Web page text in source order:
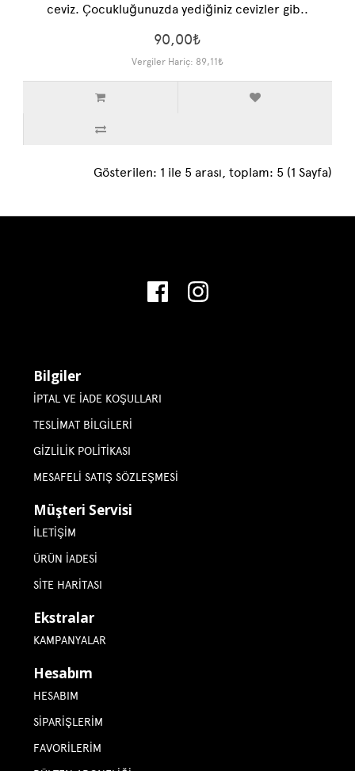
ceviz. Çocukluğunuzda yediğiniz cevizler gib..
90,00₺
Vergiler Hariç: 89,11₺
Gösterilen: 1 ile 5 arası, toplam: 5 (1 Sayfa)
Bilgiler
İPTAL VE İADE KOŞULLARI
TESLIMAT BILGILERI
GIZLILIK POLITIKASI
MESAFELI SATIŞ SÖZLEŞMESI
Müşteri Servisi
İLETIŞIM
ÜRÜN İADESI
SITE HARITASI
Ekstralar
KAMPANYALAR
Hesabım
HESABIM
SIPARIŞLERIM
FAVORILERIM